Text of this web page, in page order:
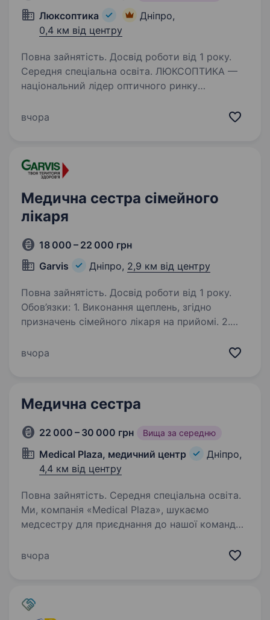
Люксоптика
Дніпро,
0,4 км від центру
Повна зайнятість. Досвід роботи від 1 року.
Середня спеціальна освіта. ЛЮКСОПТИКА —
національний лідер оптичного ринку
Group. Найбільша мережа оптик в Україні:
вчора
Медична сестра сімейного
лікаря
18 000 – 22 000 грн
Garvis
Дніпро, 2,9 км від центру
Повна зайнятість. Досвід роботи від 1 року.
Обов’язки: 1. Виконання щеплень, згідно
призначень сімейного лікаря на прийомі. 2.
невідкладних станах 3. Робота в команді з
вчора
Медична сестра
22 000 – 30 000 грн Вища за середню
Medical Plaza, медичний центр
Дніпро,
4,4 км від центру
Повна зайнятість. Середня спеціальна освіта.
Ми, компанія «Medical Plaza», шукаємо
медсестру для приєднання до нашої команди.
у забезпеченні того, щоб ми залучили
вчора